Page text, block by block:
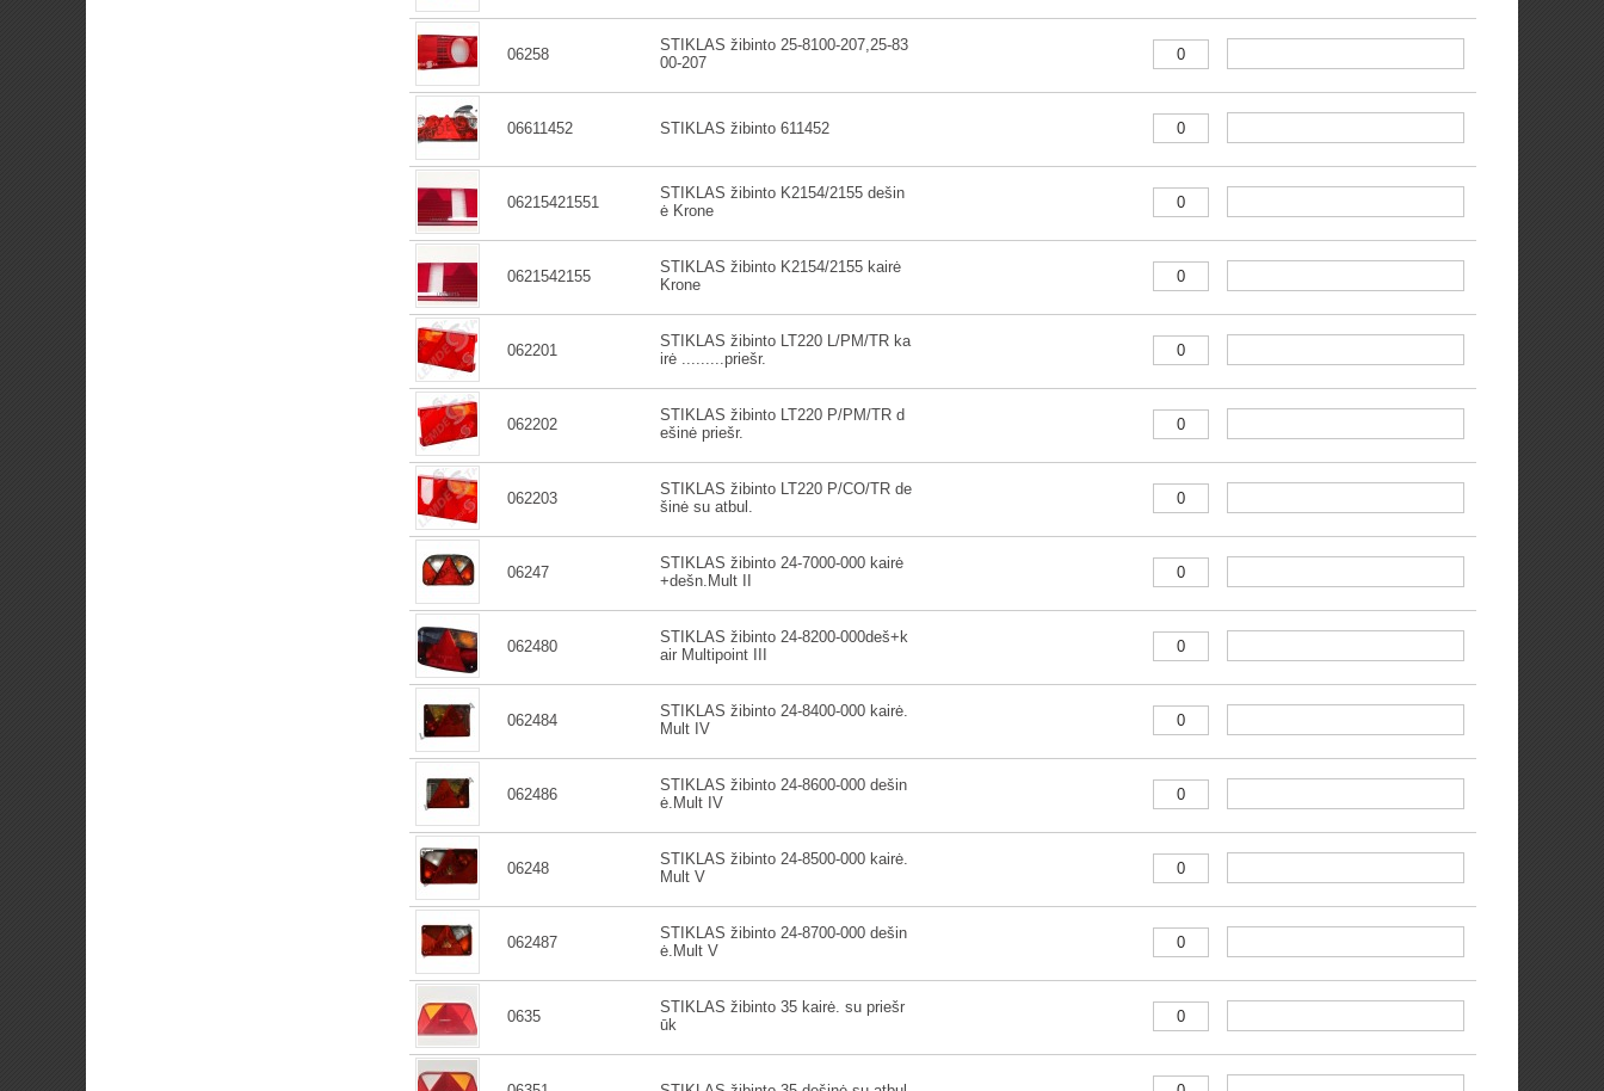
06258
STIKLAS žibinto 25-8100-207,25-83
00-207
06611452 STIKLAS žibinto 611452
06215421551
STIKLAS žibinto K2154/2155 dešin
ė Krone
0621542155
STIKLAS žibinto K2154/2155 kairė
Krone
062201
STIKLAS žibinto LT220 L/PM/TR ka
irė .........priešr.
062202
STIKLAS žibinto LT220 P/PM/TR d
ešinė priešr.
062203
STIKLAS žibinto LT220 P/CO/TR de
šinė su atbul.
06247
STIKLAS žibinto 24-7000-000 kairė
+dešn.Mult II
062480
STIKLAS žibinto 24-8200-000deš+k
air Multipoint III
062484
STIKLAS žibinto 24-8400-000 kairė.
Mult IV
062486
STIKLAS žibinto 24-8600-000 dešin
ė.Mult IV
06248
STIKLAS žibinto 24-8500-000 kairė.
Mult V
062487
STIKLAS žibinto 24-8700-000 dešin
ė.Mult V
0635
STIKLAS žibinto 35 kairė. su priešr
ūk